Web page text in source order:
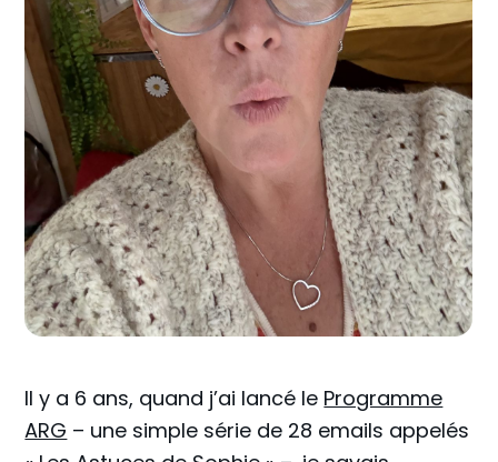
Il y a 6 ans, quand j’ai lancé le Programme
ARG – une simple série de 28 emails appelés